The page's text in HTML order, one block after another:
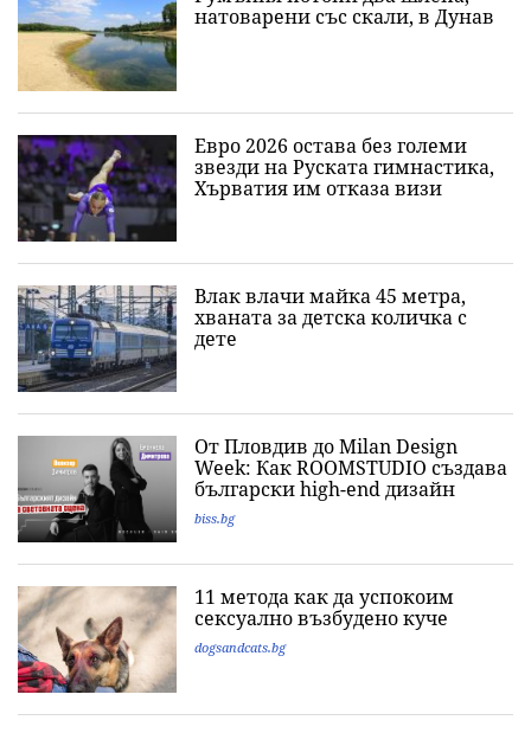
натоварени със скали, в Дунав
Евро 2026 остава без големи
звезди на Руската гимнастика,
Хърватия им отказа визи
Влак влачи майка 45 метра,
хваната за детска количка с
дете
От Пловдив до Milan Design
Week: Как ROOMSTUDIO създава
български high-end дизайн
biss.bg
11 метода как да успокоим
сексуално възбудено куче
dogsandcats.bg